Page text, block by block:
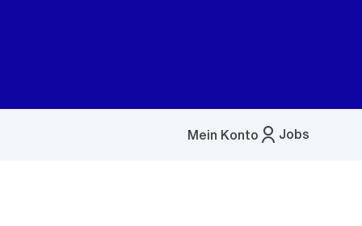
Jobs
Mein Konto
Menü